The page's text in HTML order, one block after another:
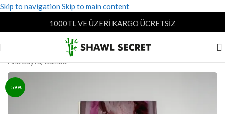
Skip to navigation Skip to main content
1000TL VE ÜZERİ KARGO ÜCRETSİZ
Ana Sayfa/Bambu
-59%